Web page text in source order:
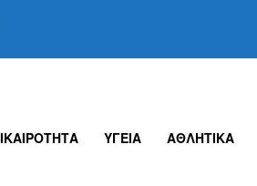
ΥΓΕΙΑ ΑΘΛΗΤΙΚΑ